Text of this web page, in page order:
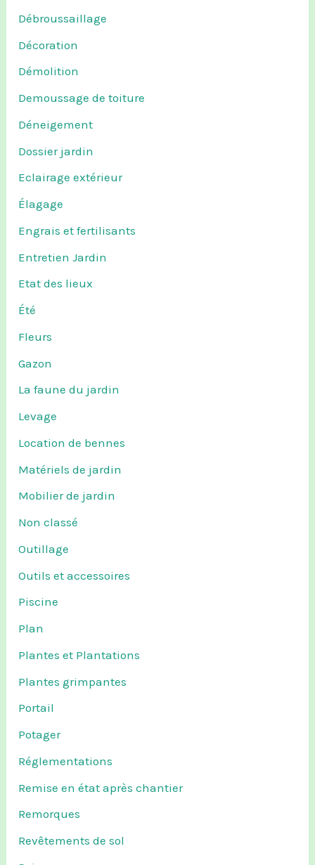
Débroussaillage
Décoration
Démolition
Demoussage de toiture
Déneigement
Dossier jardin
Eclairage extérieur
Élagage
Engrais et fertilisants
Entretien Jardin
Etat des lieux
Été
Fleurs
Gazon
La faune du jardin
Levage
Location de bennes
Matériels de jardin
Mobilier de jardin
Non classé
Outillage
Outils et accessoires
Piscine
Plan
Plantes et Plantations
Plantes grimpantes
Portail
Potager
Réglementations
Remise en état après chantier
Remorques
Revêtements de sol